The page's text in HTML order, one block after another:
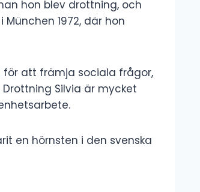
hon blev drottning, och
1972, där hon
för att främja sociala frågor,
Silvia är mycket
en hörnsten i den svenska